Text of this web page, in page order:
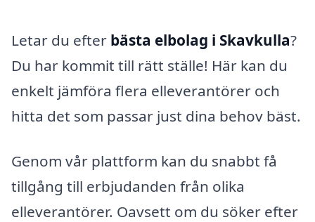
Letar du efter bästa elbolag i Skavkulla?
Du har kommit till rätt ställe! Här kan du
enkelt jämföra flera elleverantörer och
hitta det som passar just dina behov bäst.
Genom vår plattform kan du snabbt få
tillgång till erbjudanden från olika
elleverantörer. Oavsett om du söker efter